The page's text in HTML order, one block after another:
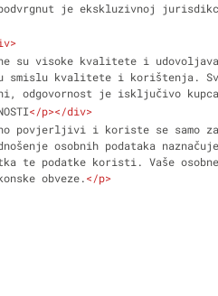
je ekskluzivnoj
>
su visoke kvalitete i
smislu kvalitete i korištenja.
odgovornost je isključivo
</p></div>
povjerljivi i koriste se samo
osobnih podataka
podatke koristi. Vaše osobne
obveze.</p>